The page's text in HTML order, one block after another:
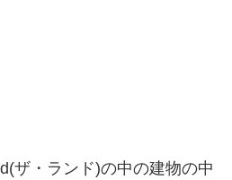
ザ・ランド)の中の建物の中